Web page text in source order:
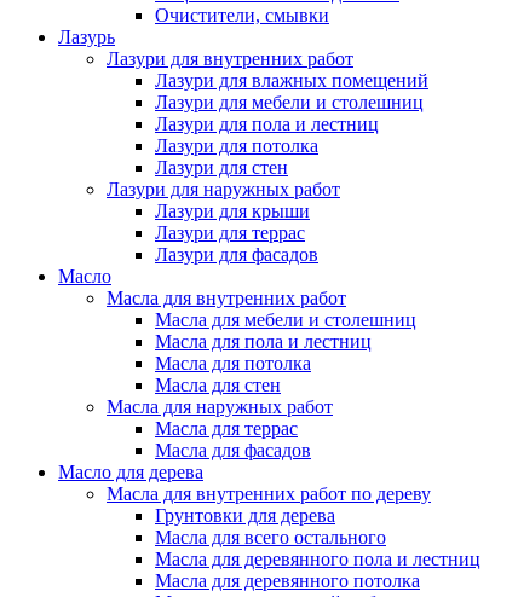
Очистители, смывки
Лазурь
Лазури для внутренних работ
Лазури для влажных помещений
Лазури для мебели и столешниц
Лазури для пола и лестниц
Лазури для потолка
Лазури для стен
Лазури для наружных работ
Лазури для крыши
Лазури для террас
Лазури для фасадов
Масло
Масла для внутренних работ
Масла для мебели и столешниц
Масла для пола и лестниц
Масла для потолка
Масла для стен
Масла для наружных работ
Масла для террас
Масла для фасадов
Масло для дерева
Масла для внутренних работ по дереву
Грунтовки для дерева
Масла для всего остального
Масла для деревянного пола и лестниц
Масла для деревянного потолка